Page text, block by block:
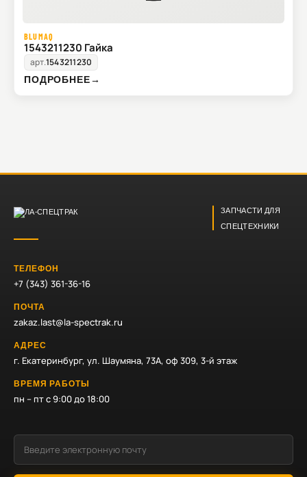
BLUMAQ
1543211230 Гайка
арт.1543211230
ПОДРОБНЕЕ→
ЗАПЧАСТИ ДЛЯ
СПЕЦТЕХНИКИ
ТЕЛЕФОН
+7 (343) 361-36-16
ПОЧТА
zakaz.last@la-spectrak.ru
АДРЕС
г. Екатеринбург, ул. Шаумяна, 73А, оф 309, 3-й этаж
ВРЕМЯ РАБОТЫ
пн – пт с 9:00 до 18:00